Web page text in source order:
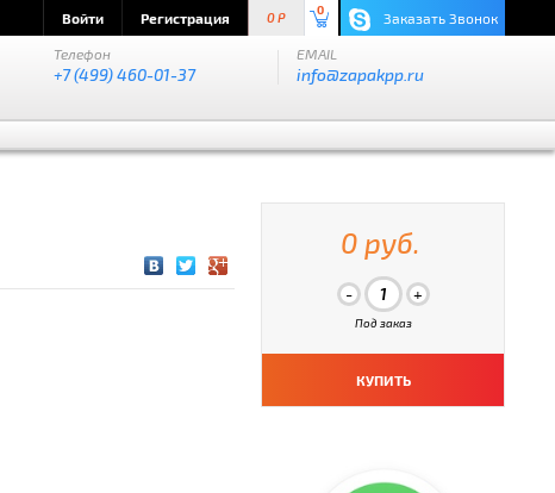
Войти Регистрация 0 P
0 Заказать Звонок
Телефон
+7 (499) 460-01-37
EMAIL
info@zapakpp.ru
0 руб.
Под заказ
КУПИТЬ